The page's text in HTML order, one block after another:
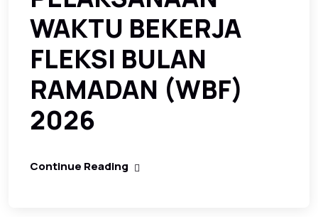
WAKTU BEKERJA
FLEKSI BULAN
RAMADAN (WBF)
2026
Continue Reading